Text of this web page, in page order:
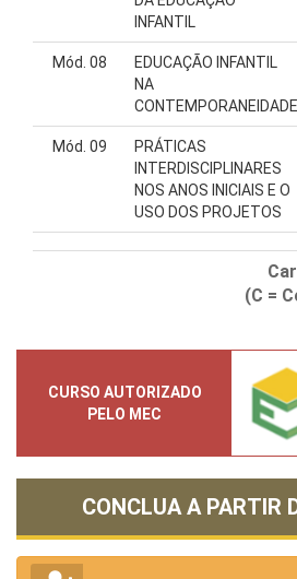
INFANTIL
Mód. 08
EDUCAÇÃO INFANTIL
NA
CONTEMPORANEIDADE
Mód. 09
PRÁTICAS
INTERDISCIPLINARES
NOS ANOS INICIAIS E O
USO DOS PROJETOS
(C =
CURSO AUTORIZADO
PELO MEC
CONCLUA A PARTIR